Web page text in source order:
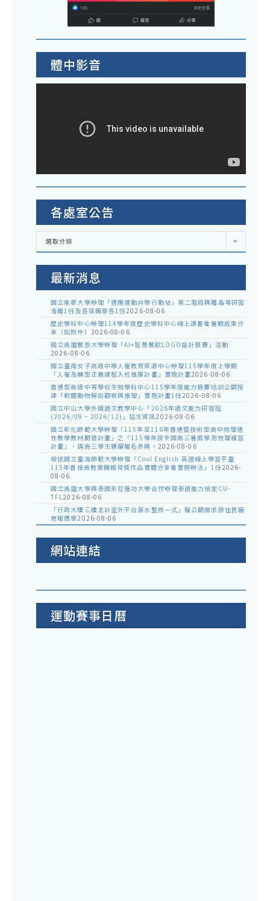
體中影音
各處室公告
各
室
選取分類
最新消息
國立東華大學辦理「適應運動共學行動站」第二階段與離島場研習
海報1份及各區簡章各1份2026-08-06
歷史學科中心辦理114學年度歷史學科中心線上讀書會暑期成果分
享（如附件） 2026-08-06
國立高雄餐旅大學辦理「AI+智慧餐飲LOGO設計競賽」活動
2026-08-06
國立臺南女子高級中學人權教育資源中心辦理115學年度上學期
「人權及轉型正義課程入校推廣計畫」實施計畫2026-08-06
普通型高級中等學校生物學科中心115學年度能力競賽培訓公開授
課「軟體動物解剖觀察與推理」實施計畫1份2026-08-06
國立中山大學外國語文教學中心「2026年語文能力研習班
(2026/09 ~ 2026/12)」招生資訊2026-08-06
國立彰化師範大學辦理「115年至116年普通暨技術型高中物理適
性教學教材開發計畫」之「115學年度全國高三暑假學測物理複習
計畫」，請高三學生踴躍報名參與。 2026-08-06
檢送國立臺灣師範大學辦理「Cool English 英語線上學習平臺
115年普技高教案簡報得獎作品實體分享會實施辦法」1份2026-
08-06
國立高雄大學與泰國朱拉隆功大學合作辦理泰語能力檢定CU-
TFL2026-08-06
「行政大樓三樓主計室外平台漏水整修一式」擬公開徵求原住民廠
商報價單2026-08-06
網站連結
運動賽事日曆